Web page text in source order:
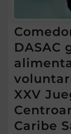
DASAC
XXV
Caribe